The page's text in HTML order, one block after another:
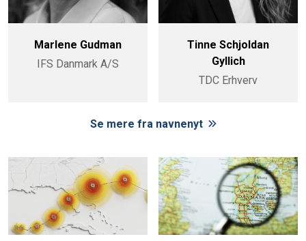
Marlene Gudman
IFS Danmark A/S
Tinne Schjoldan
Gyllich
TDC Erhverv
Se mere fra navnenyt